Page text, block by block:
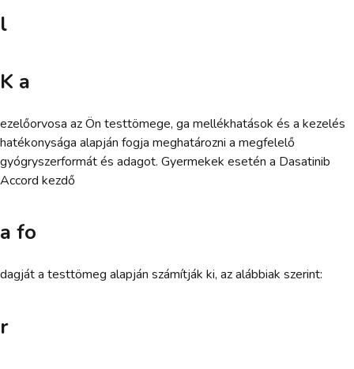
l
K a
ezelőorvosa az Ön testtömege, ga mellékhatások és a kezelés
hatékonysága alapján fogja meghatározni a megfelelő
gyógryszerformát és adagot. Gyermekek esetén a Dasatinib
Accord kezdő
a fo
dagját a testtömeg alapján számítják ki, az alábbiak szerint:
r